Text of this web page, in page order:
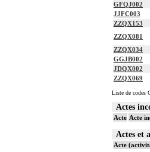
GFQJ002
JJFC003
ZZQX153
ZZQX081
ZZQX034
GGJB002
JDQX002
ZZQX069
Liste de codes
Actes
Acte Acte
Actes et
Acte